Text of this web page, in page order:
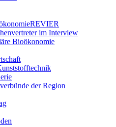
im Interview
Bioökonomie
der Region